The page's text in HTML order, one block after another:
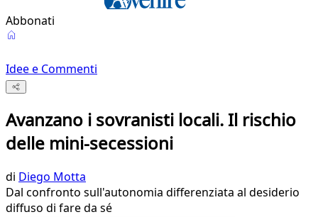
Abbonati
Idee e Commenti
Avanzano i sovranisti locali. Il rischio
delle mini-secessioni
di Diego Motta
Dal confronto sull'autonomia differenziata al desiderio
diffuso di fare da sé